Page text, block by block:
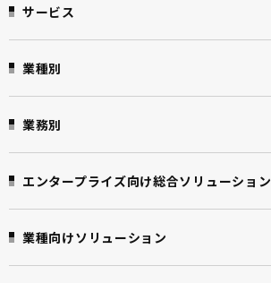
サービス
業種別
業務別
エンタープライズ向け総合ソリューション
業種向けソリューション